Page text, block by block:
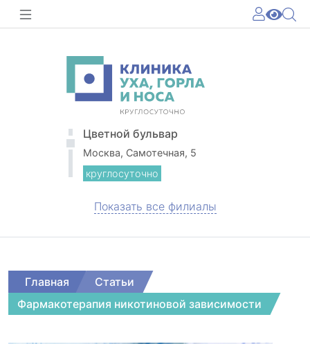
Цветной бульвар
Москва, Самотечная, 5
круглосуточно
Показать все филиалы
Главная
Статьи
Фармакотерапия никотиновой зависимости